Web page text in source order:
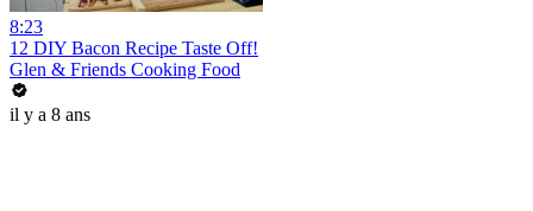
8:23
12 DIY Bacon Recipe Taste Off!
Glen & Friends Cooking Food
il y a 8 ans